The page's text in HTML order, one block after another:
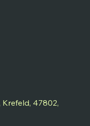
Krefeld, 47802,